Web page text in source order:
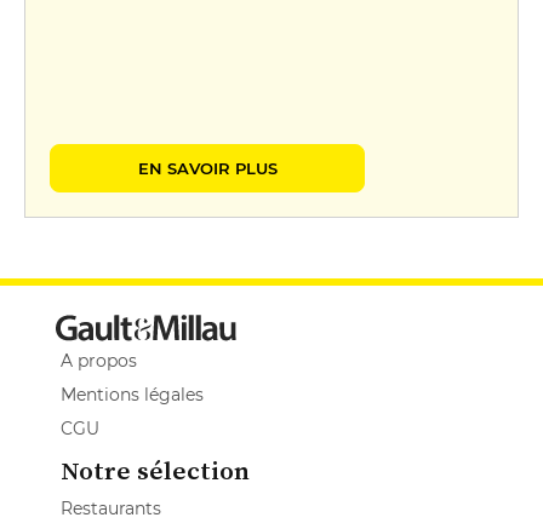
EN SAVOIR PLUS
A propos
Mentions légales
CGU
Notre sélection
Restaurants